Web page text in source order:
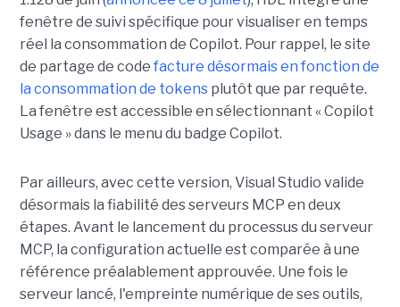
fenêtre de suivi spécifique pour visualiser en temps
réel la consommation de Copilot. Pour rappel, le site
de partage de code facture désormais en fonction de
la consommation de tokens plutôt que par requête.
La fenêtre est accessible en sélectionnant « Copilot
Usage » dans le menu du badge Copilot.
Par ailleurs, avec cette version, Visual Studio valide
désormais la fiabilité des serveurs MCP en deux
étapes. Avant le lancement du processus du serveur
MCP, la configuration actuelle est comparée à une
référence préalablement approuvée. Une fois le
serveur lancé, l'empreinte numérique de ses outils,